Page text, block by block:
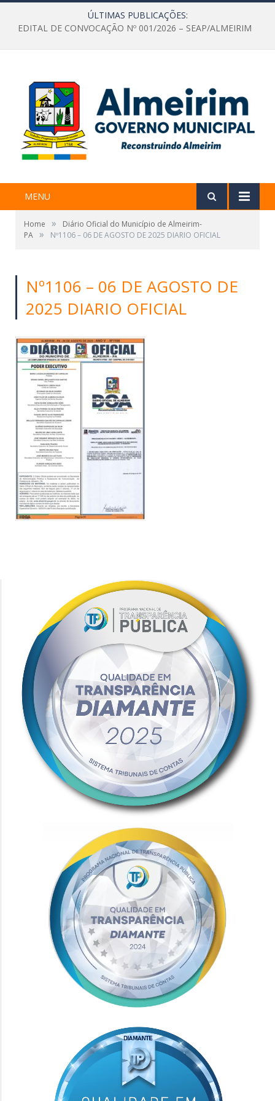
ÚLTIMAS PUBLICAÇÕES:
EDITAL DE CONVOCAÇÃO Nº 001/2026 – SEAP/ALMEIRIM
MENU
Home »
Diário Oficial do Município de Almeirim-
PA » Nº1106 – 06 DE AGOSTO DE 2025 DIARIO OFICIAL
Nº1106 – 06 DE AGOSTO DE
2025 DIARIO OFICIAL